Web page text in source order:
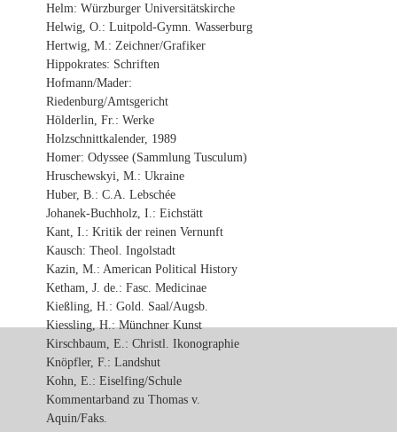
Helm: Würzburger Universitätskirche
Helwig, O.: Luitpold-Gymn. Wasserburg
Hertwig, M.: Zeichner/Grafiker
Hippokrates: Schriften
Hofmann/Mader:
Riedenburg/Amtsgericht
Hölderlin, Fr.: Werke
Holzschnittkalender, 1989
Homer: Odyssee (Sammlung Tusculum)
Hruschewskyi, M.: Ukraine
Huber, B.: C.A. Lebschée
Johanek-Buchholz, I.: Eichstätt
Kant, I.: Kritik der reinen Vernunft
Kausch: Theol. Ingolstadt
Kazin, M.: American Political History
Ketham, J. de.: Fasc. Medicinae
Kießling, H.: Gold. Saal/Augsb.
Kiessling, H.: Münchner Kunst
Kirschbaum, E.: Christl. Ikonographie
Knöpfler, F.: Landshut
Kohn, E.: Eiselfing/Schule
Kommentarband zu Thomas v.
Aquin/Faks.